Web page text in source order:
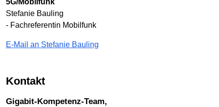
5G/Mobilfunk
Stefanie Bauling
- Fachreferentin Mobilfunk
E-Mail an Stefanie Bauling
Kontakt
Gigabit-Kompetenz-Team,